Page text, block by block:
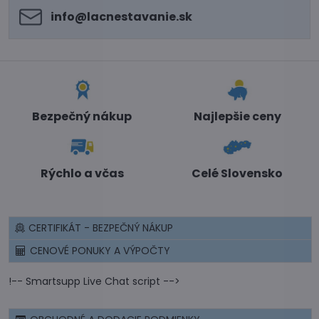
info​@lacnestavanie​.sk
Bezpečný nákup Najlepšie ceny
Rýchlo a včas Celé Slovensko
CERTIFIKÁT - BEZPEČNÝ NÁKUP
CENOVÉ PONUKY A VÝPOČTY
!-- Smartsupp Live Chat script -->